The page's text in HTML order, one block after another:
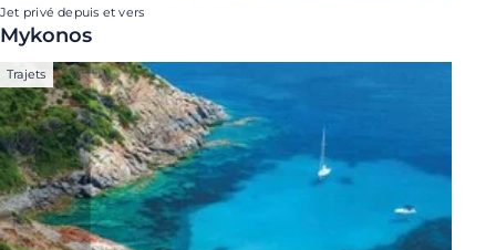
Jet privé depuis et vers
Mykonos
Trajets